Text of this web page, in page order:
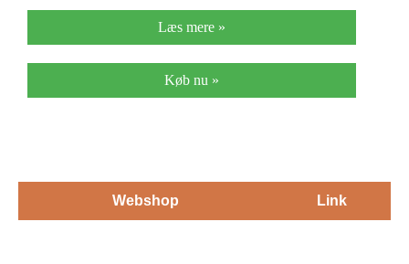
Læs mere »
Køb nu »
Webshop Link